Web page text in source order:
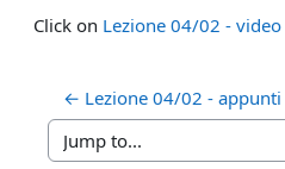
Completion requirements
Click on Lezione 04/02 - video
← Lezione 04/02 - appunti
Jump to...